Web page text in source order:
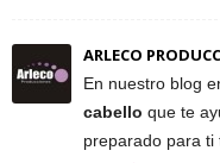
ARLECO
En nuestro blog
cabello que te
preparado para ti